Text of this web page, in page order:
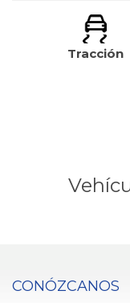
Tracción
CONÓZCANOS